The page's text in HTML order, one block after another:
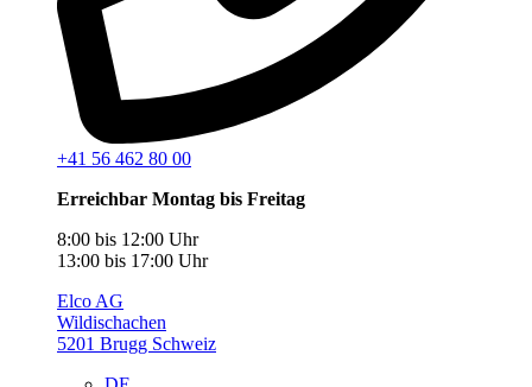
+41 56 462 80 00
Erreichbar Montag bis Freitag
8:00 bis 12:00 Uhr
13:00 bis 17:00 Uhr
Elco AG
Wildischachen
5201 Brugg Schweiz